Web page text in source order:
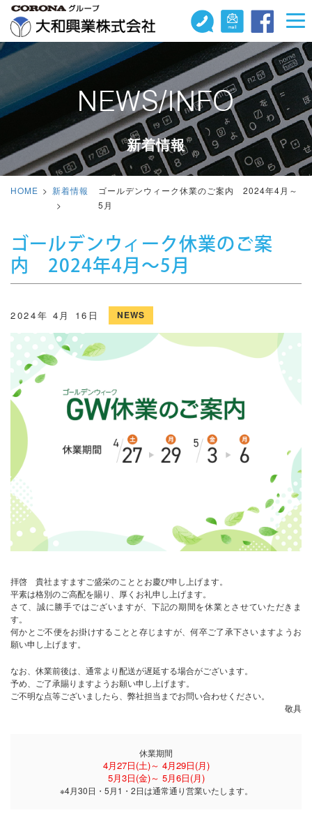
NEWS/INFO
新着情報
HOME 新着情報
ゴールデンウィーク休業のご案内 2024年4月～
5月
ゴールデンウィーク休業のご案
内 2024年4月～5月
2024年 4月 16日 NEWS
拝啓 貴社ますますご盛栄のこととお慶び申し上げます。
平素は格別のご高配を賜り、厚くお礼申し上げます。
さて、誠に勝手ではございますが、下記の期間を休業とさせていただきま
す。
何かとご不便をお掛けすることと存じますが、何卒ご了承下さいますようお
願い申し上げます。
なお、休業前後は、通常より配送が遅延する場合がございます。
予め、ご了承賜りますようお願い申し上げます。
ご不明な点等ございましたら、弊社担当までお問い合わせください。
敬具
休業期間
4月27日(土)～ 4月29日(月)
5月3日(金)～ 5月6日(月)
※4月30日・5月1・2日は通常通り営業いたします。